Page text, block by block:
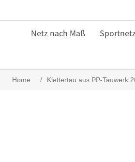
Netz nach Maß
Home / Klettertau aus PP-Tauwerk